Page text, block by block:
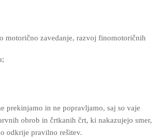
motorično zavedanje, razvoj finomotoričnih
prekinjamo in ne popravljamo, saj so vaje
obrob in črtkanih črt, ki nakazujejo smer,
odkrije pravilno rešitev.